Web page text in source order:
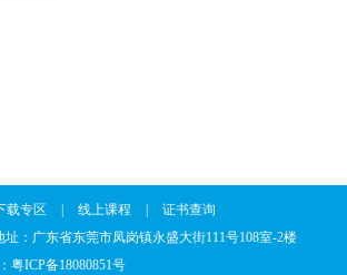
载专区 线上课程
证书查询
址：广东省东莞市凤岗镇永盛大街111号108室-2楼
粤ICP备18080851号